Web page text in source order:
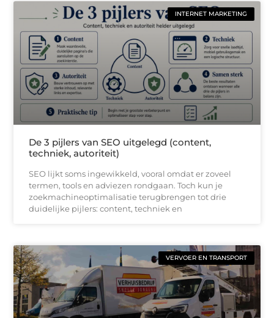
INTERNET MARKETING
De 3 pijlers van SEO uitgelegd (content,
techniek, autoriteit)
SEO lijkt soms ingewikkeld, vooral omdat er zoveel
termen, tools en adviezen rondgaan. Toch kun je
zoekmachineoptimalisatie terugbrengen tot drie
duidelijke pijlers: content, techniek en
VERVOER EN TRANSPORT